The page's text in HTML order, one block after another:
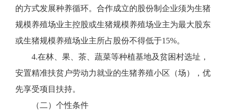
的方式发展种养循环。合作成立的股份制企业须为生猪
规模养殖场业主控股或生猪规模养殖场业主为最大股东
或生猪规模养殖场业主所占股份不得低于15%。
4.在林、果、茶、蔬菜等种植基地及贫困村选址，
安置精准扶贫户劳动力就业的生猪养殖小区（场），优
先享受项目扶持。
（二）个性条件